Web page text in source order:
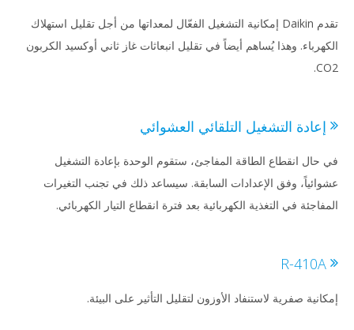
تقدم Daikin إمكانية التشغيل الفعّال لمعداتها من أجل تقليل استهلاك
وهذا يُساهم أيضاً في تقليل انبعاثات غاز ثاني أوكسيد الكربون
التشغيل التلقائي العشوائي
انقطاع الطاقة المفاجئ، ستقوم الوحدة بإعادة التشغيل
وفق الإعدادات السابقة. سيساعد ذلك في تجنب التغيرات
في التغذية الكهربائية بعد فترة انقطاع التيار الكهربائي.
R-
صفرية لاستنفاد الأوزون لتقليل التأثير على البيئة.